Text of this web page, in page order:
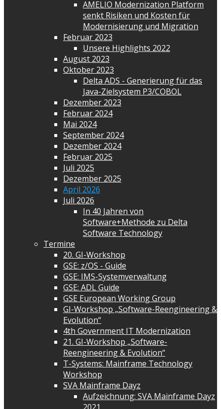
AMELIO Modernization Platform
senkt Risiken und Kosten für
Modernisierung und Migration
Februar 2023
Unsere Highlights 2022
August 2023
Oktober 2023
Delta ADS - Generierung für das
Java-Zielsystem P3/COBOL
Dezember 2023
Februar 2024
Mai 2024
September 2024
Dezember 2024
Februar 2025
Juli 2025
Dezember 2025
April 2026
Juli 2026
In 40 Jahren von
Software+Methode zu Delta
Software Technology
Termine
20. GI-Workshop
GSE: z/OS - Guide
GSE: IMS-Systemverwaltung
GSE: ADL Guide
GSE European Working Group
GI-Workshop „Software-Reengineering &
Evolution“
4th Government IT Modernization
21. GI-Workshop „Software-
Reengineering & Evolution“
T-Systems: Mainframe Technology
Workshop
SVA Mainframe Dayz
Aufzeichnung: SVA Mainframe Dayz